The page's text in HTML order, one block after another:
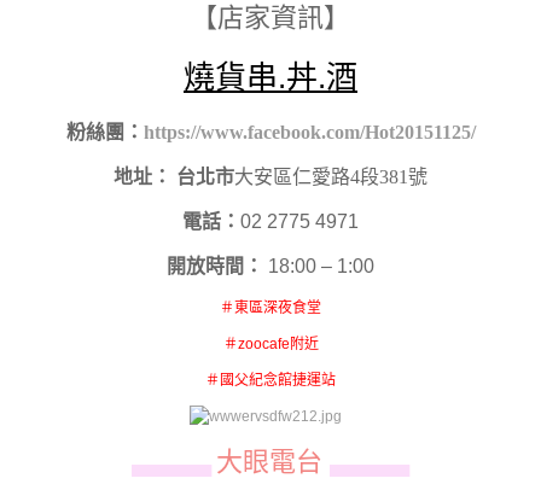
【店家資訊】
燒貨串.丼.酒
粉絲團： https://www.facebook.com/Hot20151125/
地址： 台北市大安區仁愛路4段381號
電話： 02 2775 4971
開放時間： 18:00 – 1:00
＃東區深夜食堂
＃zoocafe附近
＃國父紀念館捷運站
▄▄▄▄▄▄ 大眼電台 ▄▄▄▄▄▄